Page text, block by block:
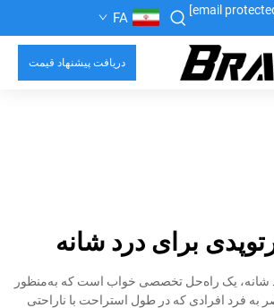
FA
دریافت پیشنهاد قیمت
برای درد شانه
شانه، یک راه‌حل تخصصی خواب است که به‌منظور
به فرد افرادی که در طول استراحت با ناراحتی